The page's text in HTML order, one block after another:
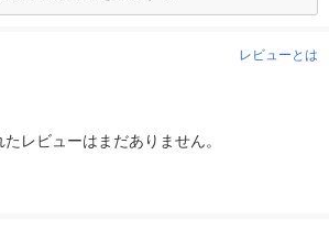
レビューとは
レビューはまだありません。